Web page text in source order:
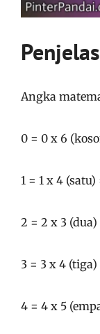
Angka
0 = 0 x 6
1 = 1 x 4 (satu)
2 = 2 x 3 (dua)
3 = 3 x 4 (tiga)
4 = 4 x 5